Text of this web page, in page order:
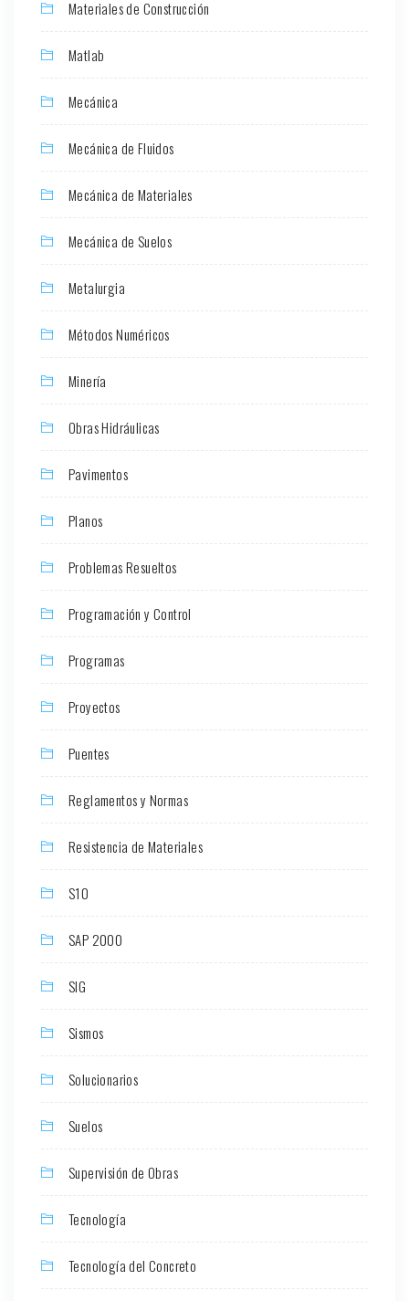
Materiales de Construcción
Matlab
Mecánica
Mecánica de Fluidos
Mecánica de Materiales
Mecánica de Suelos
Metalurgia
Métodos Numéricos
Minería
Obras Hidráulicas
Pavimentos
Planos
Problemas Resueltos
Programación y Control
Programas
Proyectos
Puentes
Reglamentos y Normas
Resistencia de Materiales
S10
SAP 2000
SIG
Sismos
Solucionarios
Suelos
Supervisión de Obras
Tecnología
Tecnología del Concreto